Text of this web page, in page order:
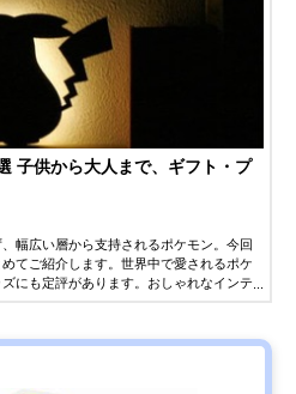
子供から大人まで、ギフト・プ
幅広い層から支持されるポケモン。今回
てご紹介します。世界中で愛されるポケ
にも定評があります。おしゃれなインテ